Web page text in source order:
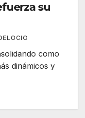
su
como
dinámicos y